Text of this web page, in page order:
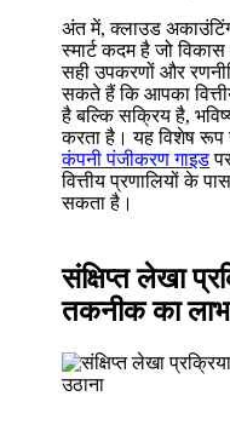
अंत में, क्लाउड
स्मार्ट कदम है जो
सही उपकरणों और
सकते हैं कि आपका
है बल्कि सक्रिय है,
करता है। यह विशेष रूप
कंपनी पंजीकरण गाइड
वित्तीय प्रणालियों के
सकता है।
संक्षिप्त लेखा
तकनीक का लाभ